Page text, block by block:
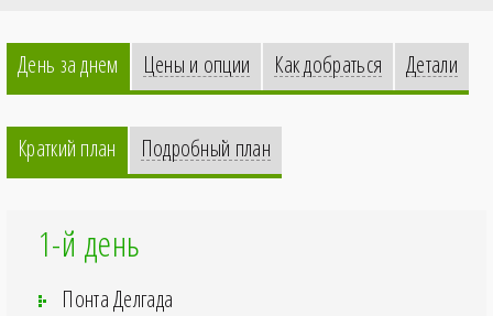
День за днем Цены и опции Как добраться Детали
Краткий план Подробный план
1-й день
Понта Делгада